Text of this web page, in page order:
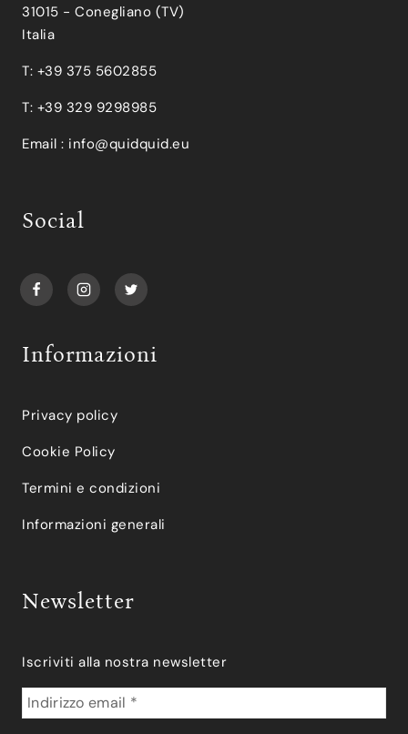
31015 - Conegliano (TV)
Italia
T: +39 375 5602855
T: +39 329 9298985
Email : info@quidquid.eu
Social
Informazioni
Privacy policy
Cookie Policy
Termini e condizioni
Informazioni generali
Newsletter
Iscriviti alla nostra newsletter